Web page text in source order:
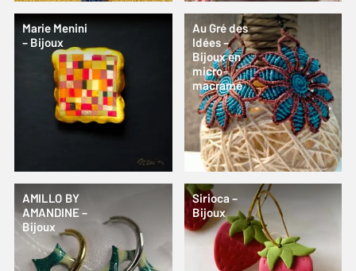
Marie Menini
– Bijoux
Au Gré des
Idées –
Bijoux en
micro-
macramé
AMILLO BY
AMANDINE –
Bijoux
Sirioca –
Bijoux